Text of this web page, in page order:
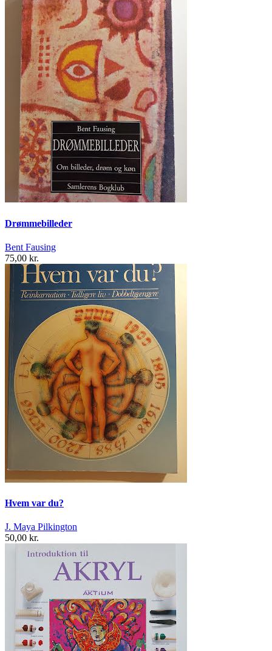
Drømmebilleder
Bent Fausing
75,00 kr.
Hvem var du?
J. Maya Pilkington
50,00 kr.